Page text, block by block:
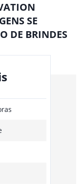
SE
DE BRINDES